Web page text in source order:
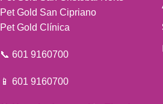
Pet Gold San Cipriano
Pet Gold Clínica
📞 601 9160700
📱 601 9160700